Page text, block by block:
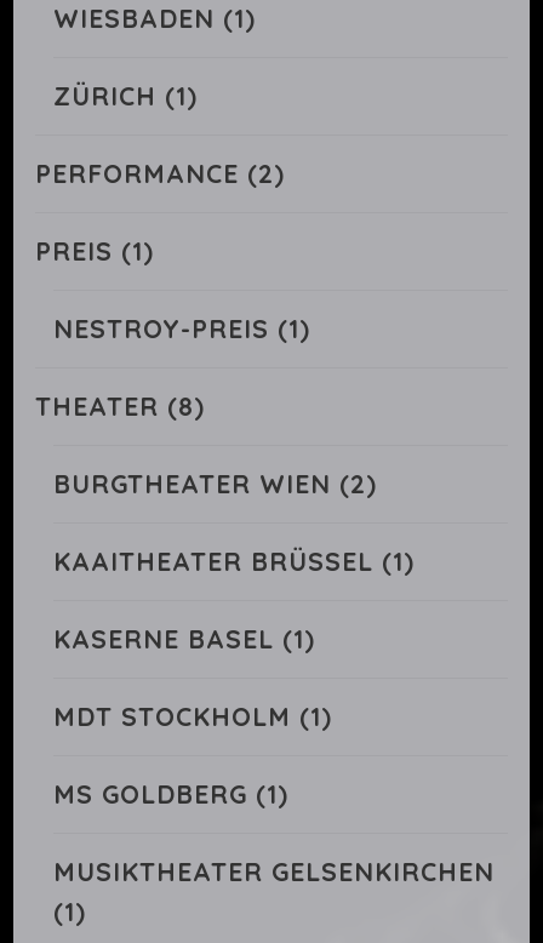
WIESBADEN (1)
ZÜRICH (1)
PERFORMANCE (2)
PREIS (1)
NESTROY-PREIS (1)
THEATER (8)
BURGTHEATER WIEN (2)
KAAITHEATER BRÜSSEL (1)
KASERNE BASEL (1)
MDT STOCKHOLM (1)
MS GOLDBERG (1)
MUSIKTHEATER GELSENKIRCHEN
(1)